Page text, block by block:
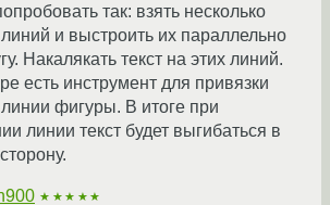
так: взять несколько
и выстроить их параллельно
Накалякать текст на этих линий.
есть инструмент для привязки
линии фигуры. В итоге при
линии текст будет выгибаться в
★★★★★